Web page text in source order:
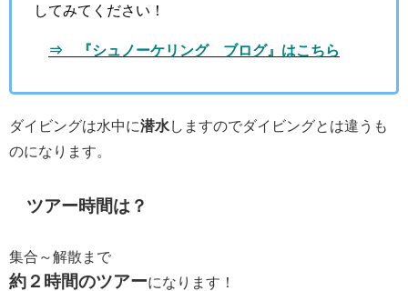
してみてください！
⇒ 『シュノーケリング ブログ』はこちら
ダイビングは水中に潜水 しますのでダイビングとは違うも
のになります。
ツアー時間は？
集合～解散まで
約２時間のツアーになります！